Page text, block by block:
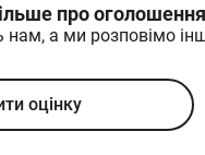
про
нам, а ми розповімо
оцінку